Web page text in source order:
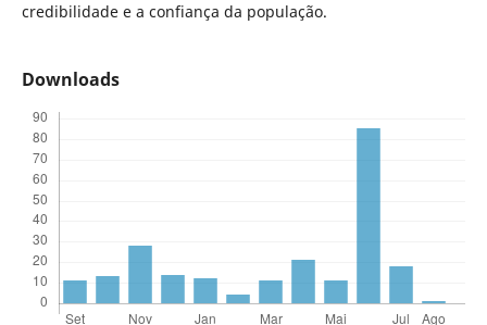
credibilidade e a confiança da população.
Downloads